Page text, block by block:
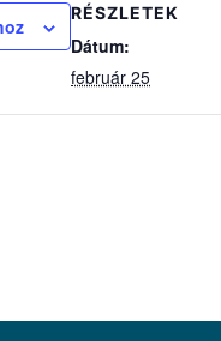
RÉSZLETEK
Dátum:
február 25